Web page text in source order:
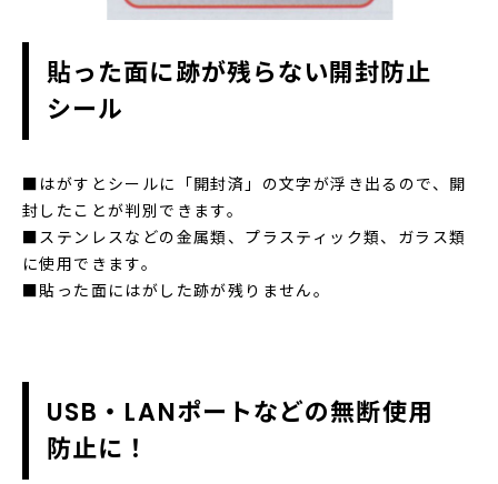
貼った面に跡が残らない開封防止
シール
■はがすとシールに「開封済」の文字が浮き出るので、開
封したことが判別できます。
■ステンレスなどの金属類、プラスティック類、ガラス類
に使用できます。
■貼った面にはがした跡が残りません。
USB・LANポートなどの無断使用
防止に！